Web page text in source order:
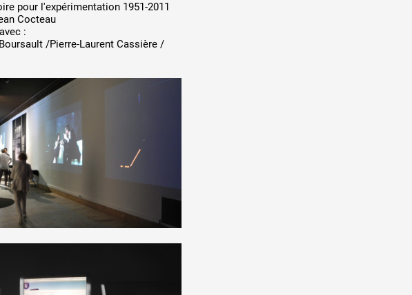
pour l'expérimentation 1951-2011
Cocteau
:
/Pierre-Laurent Cassière /